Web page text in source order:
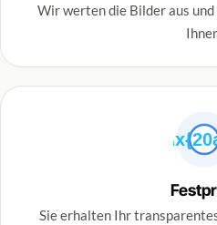
Wir werten die Bilder aus
Sie erhalten Ihr